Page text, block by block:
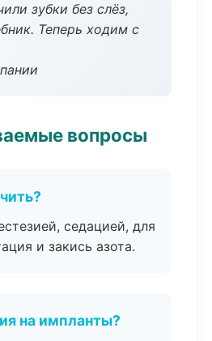
зубки без слёз,
Теперь ходим с
вопросы
седацией, для
и закись азота.
на импланты?